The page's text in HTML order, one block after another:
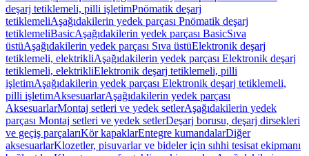
deşarj tetiklemeli, pilli işletimPnömatik deşarj
tetiklemeliAşağıdakilerin yedek parçası Pnömatik deşarj
tetiklemeliBasicAşağıdakilerin yedek parçası BasicSıva
üstüAşağıdakilerin yedek parçası Sıva üstüElektronik deşarj
tetiklemeli, elektrikliAşağıdakilerin yedek parçası Elektronik deşarj
tetiklemeli, elektrikliElektronik deşarj tetiklemeli, pilli
işletimAşağıdakilerin yedek parçası Elektronik deşarj tetiklemeli,
pilli işletimAksesuarlarAşağıdakilerin yedek parçası
AksesuarlarMontaj setleri ve yedek setlerAşağıdakilerin yedek
parçası Montaj setleri ve yedek setlerDeşarj borusu, deşarj dirsekleri
ve geçiş parçalarıKör kapaklarEntegre kumandalarDiğer
aksesuarlarKlozetler, pisuvarlar ve bideler için sıhhi tesisat ekipmanı